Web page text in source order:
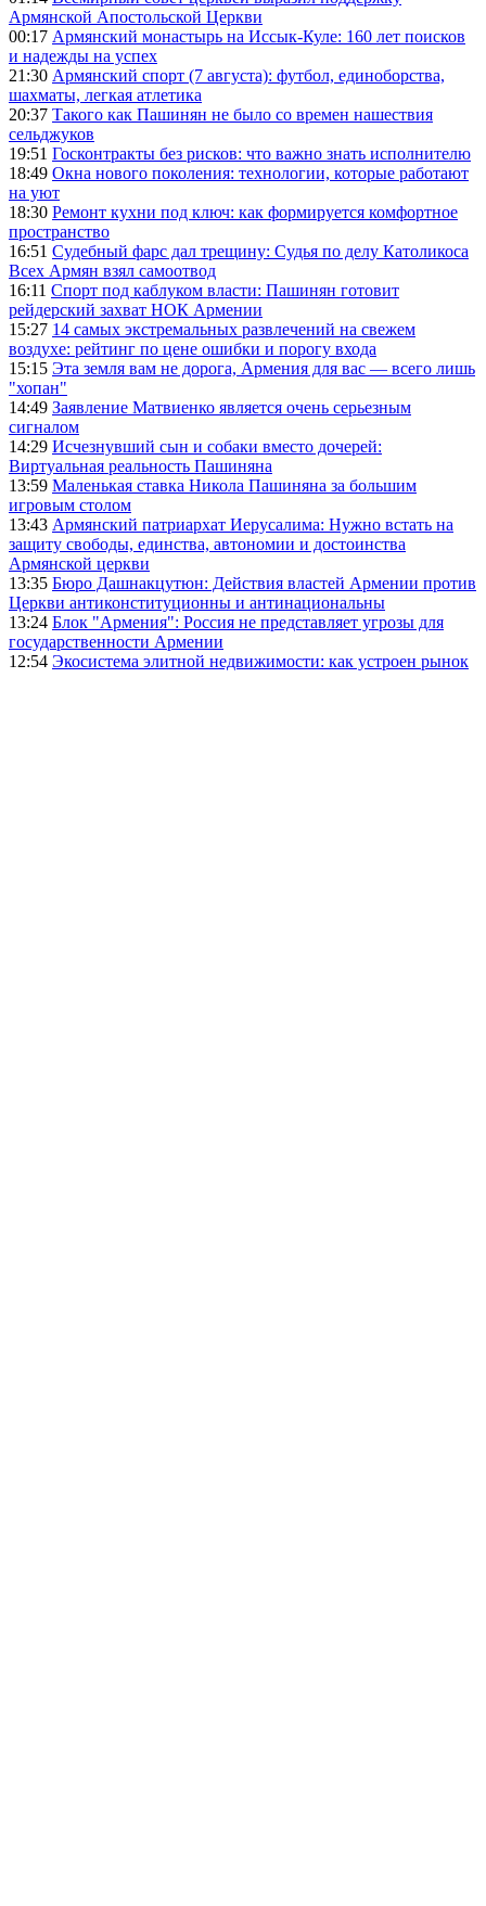
Армянской Апостольской Церкви
00:17 Армянский монастырь на Иссык-Куле: 160 лет поисков
и надежды на успех
21:30 Армянский спорт (7 августа): футбол, единоборства,
шахматы, легкая атлетика
20:37 Такого как Пашинян не было со времен нашествия
сельджуков
19:51 Госконтракты без рисков: что важно знать исполнителю
18:49 Окна нового поколения: технологии, которые работают
на уют
18:30 Ремонт кухни под ключ: как формируется комфортное
пространство
16:51 Судебный фарс дал трещину: Судья по делу Католикоса
Всех Армян взял самоотвод
16:11 Спорт под каблуком власти: Пашинян готовит
рейдерский захват НОК Армении
15:27 14 самых экстремальных развлечений на свежем
воздухе: рейтинг по цене ошибки и порогу входа
15:15 Эта земля вам не дорога, Армения для вас — всего лишь
"хопан"
14:49 Заявление Матвиенко является очень серьезным
сигналом
14:29 Исчезнувший сын и собаки вместо дочерей:
Виртуальная реальность Пашиняна
13:59 Маленькая ставка Никола Пашиняна за большим
игровым столом
13:43 Армянский патриархат Иерусалима: Нужно встать на
защиту свободы, единства, автономии и достоинства
Армянской церкви
13:35 Бюро Дашнакцутюн: Действия властей Армении против
Церкви антиконституционны и антинациональны
13:24 Блок "Армения": Россия не представляет угрозы для
государственности Армении
12:54 Экосистема элитной недвижимости: как устроен рынок